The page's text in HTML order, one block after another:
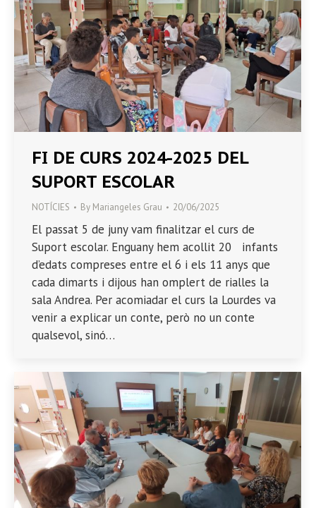
FI DE CURS 2024-2025 DEL
SUPORT ESCOLAR
NOTÍCIES By Mariangeles Grau 20/06/2025
El passat 5 de juny vam finalitzar el curs de
Suport escolar. Enguany hem acollit 20 infants
d’edats compreses entre el 6 i els 11 anys que
cada dimarts i dijous han omplert de rialles la
sala Andrea. Per acomiadar el curs la Lourdes va
venir a explicar un conte, però no un conte
qualsevol, sinó…